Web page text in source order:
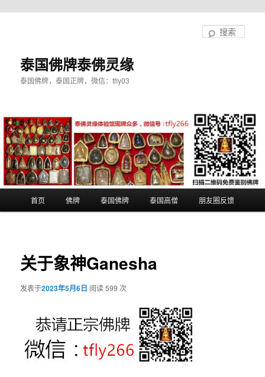
泰国佛牌泰佛灵缘
泰国佛牌，泰国正牌，微信：tfly03
首页 佛牌 泰国佛牌 泰国高僧 朋友圈反馈
关于象神Ganesha
发表于2023年5月6日 阅读 599 次